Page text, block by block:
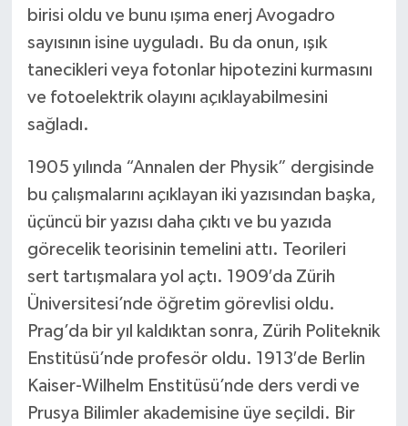
birisi oldu ve bunu ışıma enerj Avogadro
sayısının isine uyguladı. Bu da onun, ışık
tanecikleri veya fotonlar hipotezini kurmasını
ve fotoelektrik olayını açıklayabilmesini
sağladı.
1905 yılında “Annalen der Physik” dergisinde
bu çalışmalarını açıklayan iki yazısından başka,
üçüncü bir yazısı daha çıktı ve bu yazıda
görecelik teorisinin temelini attı. Teorileri
sert tartışmalara yol açtı. 1909′da Zürih
Üniversitesi’nde öğretim görevlisi oldu.
Prag’da bir yıl kaldıktan sonra, Zürih Politeknik
Enstitüsü’nde profesör oldu. 1913′de Berlin
Kaiser-Wilhelm Enstitüsü’nde ders verdi ve
Prusya Bilimler akademisine üye seçildi. Bir